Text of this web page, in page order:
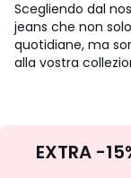
Scegliendo dal
jeans che non
quotidiane, ma
alla vostra
EXTRA -